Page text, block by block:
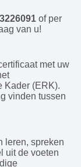
of per
van u!
met uw
Kader (ERK).
vinden tussen
leren, spreken
uit de voeten